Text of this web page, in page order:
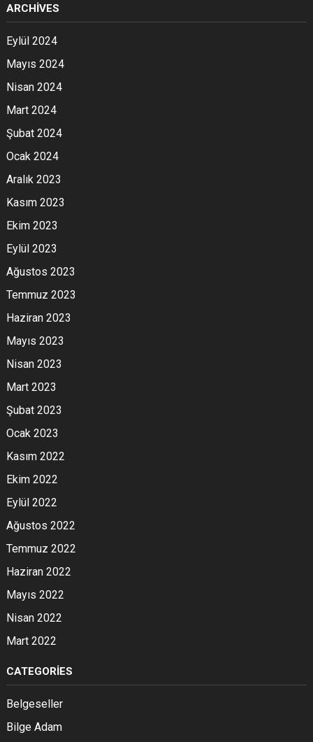
ARCHIVES
Eylül 2024
Mayıs 2024
Nisan 2024
Mart 2024
Şubat 2024
Ocak 2024
Aralık 2023
Kasım 2023
Ekim 2023
Eylül 2023
Ağustos 2023
Temmuz 2023
Haziran 2023
Mayıs 2023
Nisan 2023
Mart 2023
Şubat 2023
Ocak 2023
Kasım 2022
Ekim 2022
Eylül 2022
Ağustos 2022
Temmuz 2022
Haziran 2022
Mayıs 2022
Nisan 2022
Mart 2022
CATEGORIES
Belgeseller
Bilge Adam